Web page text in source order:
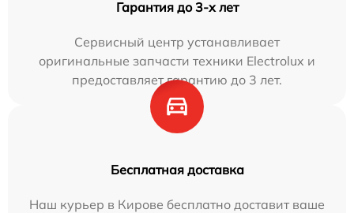
Гарантия до 3-х лет
Сервисный центр устанавливает
оригинальные запчасти техники Electrolux и
предоставляет гарантию до 3 лет.
Бесплатная доставка
Наш курьер в Кирове бесплатно доставит ваше